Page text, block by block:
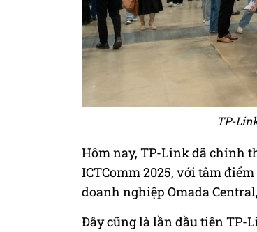
TP-
Hôm nay, TP-Link đã chính
ICTComm 2025, với tâm
doanh nghiệp Omada
Đây cũng là lần đầu tiên